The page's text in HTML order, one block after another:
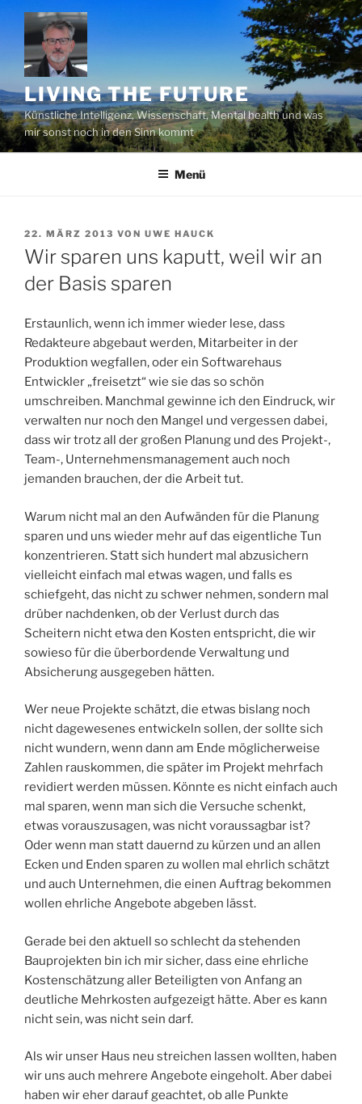
Zum
Inhalt
springen
LIVING THE FUTURE
Künstliche Intelligenz, Wissenschaft, Mental health und was
mir sonst noch in den Sinn kommt
Menü
VERÖFFENTLICHT
AM
22. MÄRZ 2013 VON UWE HAUCK
Wir sparen uns kaputt, weil wir an
der Basis sparen
Erstaunlich, wenn ich immer wieder lese, dass
Redakteure abgebaut werden, Mitarbeiter in der
Produktion wegfallen, oder ein Softwarehaus
Entwickler „freisetzt“ wie sie das so schön
umschreiben. Manchmal gewinne ich den Eindruck, wir
verwalten nur noch den Mangel und vergessen dabei,
dass wir trotz all der großen Planung und des Projekt-,
Team-, Unternehmensmanagement auch noch
jemanden brauchen, der die Arbeit tut.
Warum nicht mal an den Aufwänden für die Planung
sparen und uns wieder mehr auf das eigentliche Tun
konzentrieren. Statt sich hundert mal abzusichern
vielleicht einfach mal etwas wagen, und falls es
schiefgeht, das nicht zu schwer nehmen, sondern mal
drüber nachdenken, ob der Verlust durch das
Scheitern nicht etwa den Kosten entspricht, die wir
sowieso für die überbordende Verwaltung und
Absicherung ausgegeben hätten.
Wer neue Projekte schätzt, die etwas bislang noch
nicht dagewesenes entwickeln sollen, der sollte sich
nicht wundern, wenn dann am Ende möglicherweise
Zahlen rauskommen, die später im Projekt mehrfach
revidiert werden müssen. Könnte es nicht einfach auch
mal sparen, wenn man sich die Versuche schenkt,
etwas vorauszusagen, was nicht voraussagbar ist?
Oder wenn man statt dauernd zu kürzen und an allen
Ecken und Enden sparen zu wollen mal ehrlich schätzt
und auch Unternehmen, die einen Auftrag bekommen
wollen ehrliche Angebote abgeben lässt.
Gerade bei den aktuell so schlecht da stehenden
Bauprojekten bin ich mir sicher, dass eine ehrliche
Kostenschätzung aller Beteiligten von Anfang an
deutliche Mehrkosten aufgezeigt hätte. Aber es kann
nicht sein, was nicht sein darf.
Als wir unser Haus neu streichen lassen wollten, haben
wir uns auch mehrere Angebote eingeholt. Aber dabei
haben wir eher darauf geachtet, ob alle Punkte